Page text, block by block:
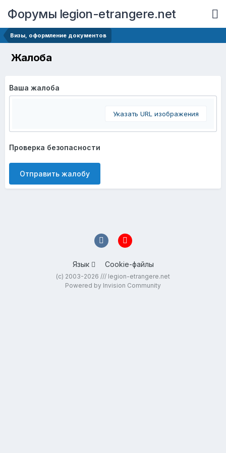
Форумы legion-etrangere.net
Визы, оформление документов
Жалоба
Ваша жалоба
Указать URL изображения
Проверка безопасности
Отправить жалобу
Язык Cookie-файлы
(c) 2003-2026 /// legion-etrangere.net
Powered by Invision Community